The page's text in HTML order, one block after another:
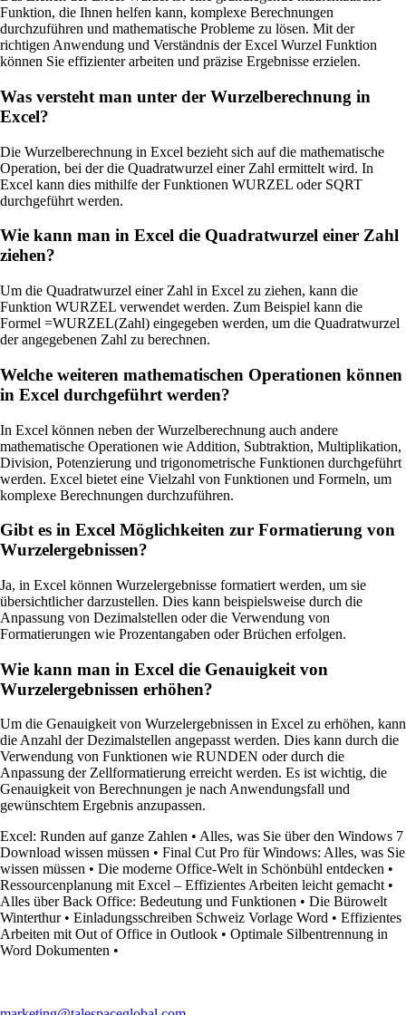
Funktion, die Ihnen helfen kann, komplexe Berechnungen
durchzuführen und mathematische Probleme zu lösen. Mit der
richtigen Anwendung und Verständnis der Excel Wurzel Funktion
können Sie effizienter arbeiten und präzise Ergebnisse erzielen.
Was versteht man unter der Wurzelberechnung in
Excel?
Die Wurzelberechnung in Excel bezieht sich auf die mathematische
Operation, bei der die Quadratwurzel einer Zahl ermittelt wird. In
Excel kann dies mithilfe der Funktionen WURZEL oder SQRT
durchgeführt werden.
Wie kann man in Excel die Quadratwurzel einer Zahl
ziehen?
Um die Quadratwurzel einer Zahl in Excel zu ziehen, kann die
Funktion WURZEL verwendet werden. Zum Beispiel kann die
Formel =WURZEL(Zahl) eingegeben werden, um die Quadratwurzel
der angegebenen Zahl zu berechnen.
Welche weiteren mathematischen Operationen können
in Excel durchgeführt werden?
In Excel können neben der Wurzelberechnung auch andere
mathematische Operationen wie Addition, Subtraktion, Multiplikation,
Division, Potenzierung und trigonometrische Funktionen durchgeführt
werden. Excel bietet eine Vielzahl von Funktionen und Formeln, um
komplexe Berechnungen durchzuführen.
Gibt es in Excel Möglichkeiten zur Formatierung von
Wurzelergebnissen?
Ja, in Excel können Wurzelergebnisse formatiert werden, um sie
übersichtlicher darzustellen. Dies kann beispielsweise durch die
Anpassung von Dezimalstellen oder die Verwendung von
Formatierungen wie Prozentangaben oder Brüchen erfolgen.
Wie kann man in Excel die Genauigkeit von
Wurzelergebnissen erhöhen?
Um die Genauigkeit von Wurzelergebnissen in Excel zu erhöhen, kann
die Anzahl der Dezimalstellen angepasst werden. Dies kann durch die
Verwendung von Funktionen wie RUNDEN oder durch die
Anpassung der Zellformatierung erreicht werden. Es ist wichtig, die
Genauigkeit von Berechnungen je nach Anwendungsfall und
gewünschtem Ergebnis anzupassen.
Excel: Runden auf ganze Zahlen • Alles, was Sie über den Windows 7
Download wissen müssen • Final Cut Pro für Windows: Alles, was Sie
wissen müssen • Die moderne Office-Welt in Schönbühl entdecken •
Ressourcenplanung mit Excel – Effizientes Arbeiten leicht gemacht •
Alles über Back Office: Bedeutung und Funktionen • Die Bürowelt
Winterthur• Einladungsschreiben Schweiz Vorlage Word • Effizientes
Arbeiten mit Out of Office in Outlook • Optimale Silbentrennung in
Word Dokumenten •